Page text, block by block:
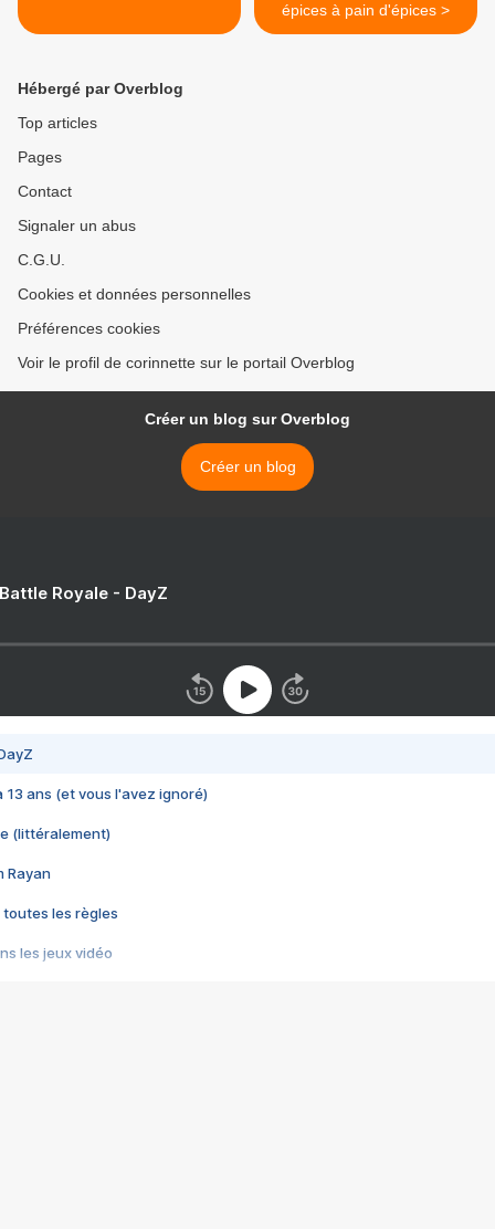
épices à pain d'épices >
Hébergé par Overblog
Top articles
Pages
Contact
Signaler un abus
C.G.U.
Cookies et données personnelles
Préférences cookies
Voir le profil de corinnette sur le portail Overblog
Créer un blog sur Overblog
Créer un blog
Royale - DayZ
13 ans (et vous l'avez ignoré)
(littéralement)
Rayan
toutes les règles
les jeux vidéo